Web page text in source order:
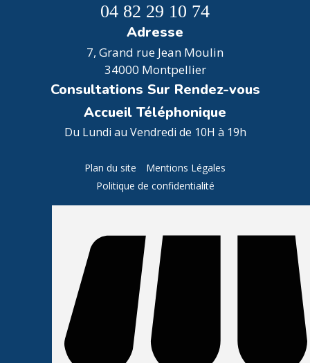
04 82 29 10 74
Adresse
7, Grand rue Jean Moulin
34000 Montpellier
Consultations Sur Rendez-vous
Accueil Téléphonique
Du Lundi au Vendredi de 10H à 19h
Plan du site
Mentions Légales
Politique de confidentialité